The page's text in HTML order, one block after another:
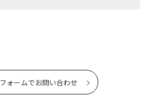
フォームでお問い合わせ